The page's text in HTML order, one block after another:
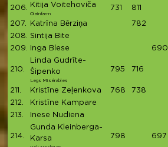
206. Kitija Voitehoviča
Olainfarm
731 811
207. Katrīna Bērziņa 782
208.
Sintija Bite
209.
Inga Blese 690
210.
Linda Gudrīte-
Šipenko
Legs Misérables
795 716
211. Kristīne Zeļenkova 768 738
212.
Kristīne Kampare
213.
Inese Nudiena
214.
Gunda Kleinberga-
Karsa
798 697